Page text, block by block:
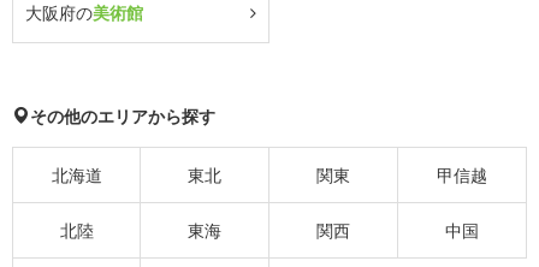
大阪府の美術館
その他のエリアから探す
北海道 東北 関東 甲信越
北陸 東海 関西 中国